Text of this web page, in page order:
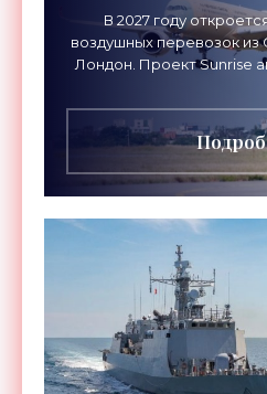
В 2027 году
воздушных перевозок
Лондон. Проект Sunrise